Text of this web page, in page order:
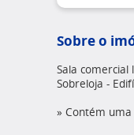
Sobre o
Sala comercial
Sobreloja -
» Contém